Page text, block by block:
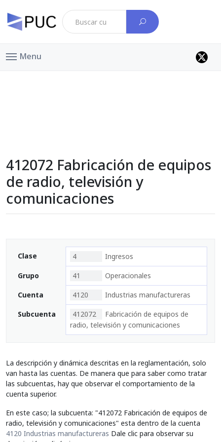
Menu
412072 Fabricación de equipos
de radio, televisión y
comunicaciones
Clase 4 Ingresos
Grupo 41 Operacionales
Cuenta 4120 Industrias manufactureras
Subcuenta 412072
Fabricación de equipos de
radio, televisión y comunicaciones
La descripción y dinámica descritas en la reglamentación, solo
van hasta las cuentas. De manera que para saber como tratar
las subcuentas, hay que observar el comportamiento de la
cuenta superior.
En este caso; la subcuenta: "412072 Fabricación de equipos de
radio, televisión y comunicaciones" esta dentro de la cuenta
4120 Industrias manufactureras Dale clic para observar su